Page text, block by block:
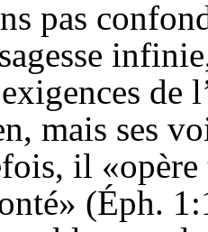
pas
de
mais ses
il «opère
(Éph.